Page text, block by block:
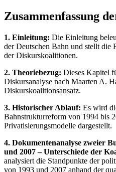
Zusammenfassung
1. Einleitung: Die Einleitung
der Deutschen Bahn und stellt die
der Diskurskoalitionen.
2. Theoriebezug: Dieses Kapitel
Diskursanalyse nach Maarten A.
Diskurskoalitionsansatz.
3. Historischer Ablauf: Es wird
Bahnstrukturreform von 1994 bis
Privatisierungsmodelle dargestellt.
4. Dokumentenanalyse zweier
und 2007 – Unterschiede der
analysiert die Standpunkte der
von 1993 und 2007 anhand der